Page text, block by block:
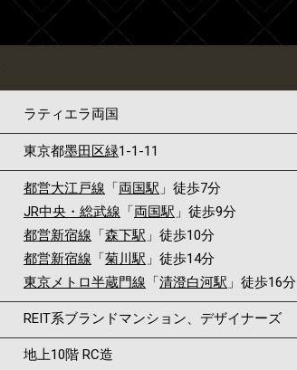
ラティエラ両国
東京都墨田区緑1-1-11
都営大江戸線 「両国駅 」徒歩7分
JR中央・総武線 「両国駅 」徒歩9分
都営新宿線 「森下駅 」徒歩10分
都営新宿線 「菊川駅 」徒歩14分
東京メトロ半蔵門線 「清澄白河駅 」徒歩16分
REIT系ブランドマンション、デザイナーズ
地上10階 RC造